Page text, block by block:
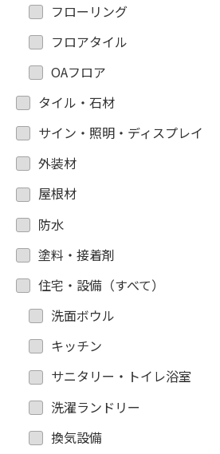
フローリング
フロアタイル
OAフロア
タイル・石材
サイン・照明・ディスプレイ
外装材
屋根材
防水
塗料・接着剤
住宅・設備（すべて）
洗面ボウル
キッチン
サニタリー・トイレ浴室
洗濯ランドリー
換気設備